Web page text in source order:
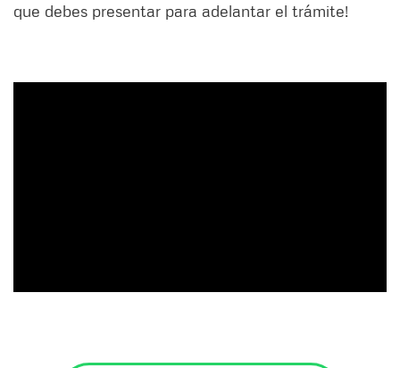
que debes presentar para adelantar el trámite!